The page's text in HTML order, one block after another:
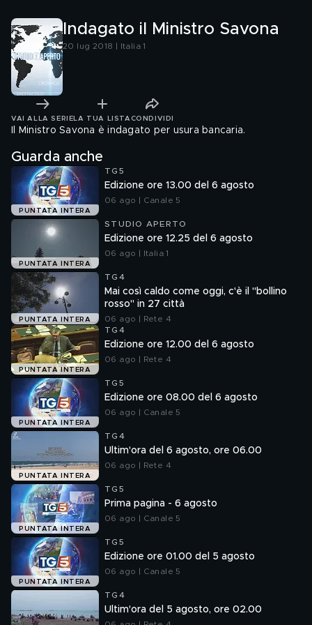
Indagato il Ministro Savona
20 lug 2018 | Italia 1
VAI ALLA SERIE LA TUA LISTA CONDIVIDI
Il Ministro Savona è indagato per usura bancaria.
Guarda anche
PUNTATA INTERA
TG5
Edizione ore 13.00 del 6 agosto
06 ago | Canale 5
PUNTATA INTERA
STUDIO APERTO
Edizione ore 12.25 del 6 agosto
06 ago | Italia 1
PUNTATA INTERA
TG4
Mai così caldo come oggi, c'è il "bollino
rosso" in 27 città
06 ago | Rete 4
PUNTATA INTERA
TG4
Edizione ore 12.00 del 6 agosto
06 ago | Rete 4
PUNTATA INTERA
TG5
Edizione ore 08.00 del 6 agosto
06 ago | Canale 5
PUNTATA INTERA
TG4
Ultim'ora del 6 agosto, ore 06.00
06 ago | Rete 4
PUNTATA INTERA
TG5
Prima pagina - 6 agosto
06 ago | Canale 5
PUNTATA INTERA
TG5
Edizione ore 01.00 del 5 agosto
06 ago | Canale 5
TG4
Ultim'ora del 5 agosto, ore 02.00